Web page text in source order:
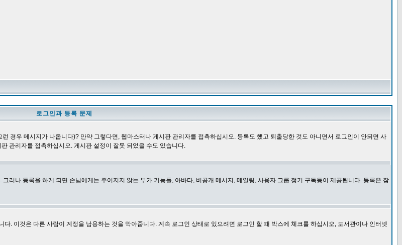
로그인과 등록 문제
경우 메시지가 나옵니다)? 만약 그렇다면, 웹마스터나 게시판 관리자를 접촉하십시오. 등록도 했고 퇴출당한 것도 아니면서 로그인이 안되면 사
관리자를 접촉하십시오. 게시판 설정이 잘못 되었을 수도 있습니다.
러나 등록을 하게 되면 손님에게는 주어지지 않는 부가 기능들, 아바타, 비공개 메시지, 메일링, 사용자 그룹 정기 구독등이 제공됩니다. 등록은 잠
. 이것은 다른 사람이 계정을 남용하는 것을 막아줍니다. 계속 로그인 상태로 있으려면 로그인 할 때 박스에 체크를 하십시오, 도서관이나 인터넷